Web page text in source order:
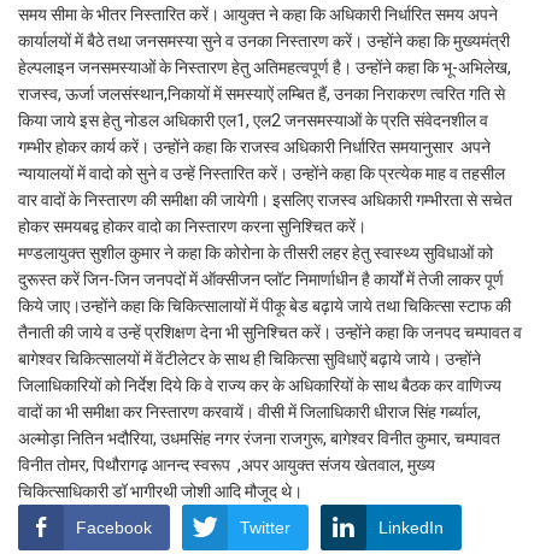
समय सीमा के भीतर निस्तारित करें। आयुक्त ने कहा कि अधिकारी निर्धारित समय अपने
कार्यालयों में बैठे तथा जनसमस्या सुने व उनका निस्तारण करें। उन्होंने कहा कि मुख्यमंत्री
हेल्पलाइन जनसमस्याओं के निस्तारण हेतु अतिमहत्वपूर्ण है। उन्होंने कहा कि भू-अभिलेख,
राजस्व, ऊर्जा जलसंस्थान,निकायों में समस्याऐं लम्बित हैं, उनका निराकरण त्वरित गति से
किया जाये इस हेतु नोडल अधिकारी एल1, एल2 जनसमस्याओं के प्रति संवेदनशील व
गम्भीर होकर कार्य करें। उन्होंने कहा कि राजस्व अधिकारी निर्धारित समयानुसार अपने
न्यायालयों में वादो को सुने व उन्हें निस्तारित करें। उन्होंने कहा कि प्रत्येक माह व तहसील
वार वादों के निस्तारण की समीक्षा की जायेगी। इसलिए राजस्व अधिकारी गम्भीरता से सचेत
होकर समयबद्व होकर वादो का निस्तारण करना सुनिश्चित करें।
मण्डलायुक्त सुशील कुमार ने कहा कि कोरोना के तीसरी लहर हेतु स्वास्थ्य सुविधाओं को
दुरूस्त करें जिन-जिन जनपदों में ऑक्सीजन प्लॉट निमार्णाधीन है कार्यों में तेजी लाकर पूर्ण
किये जाए।उन्होंने कहा कि चिकित्सालायों में पीकू बेड बढ़ाये जाये तथा चिकित्सा स्टाफ की
तैनाती की जाये व उन्हें प्रशिक्षण देना भी सुनिश्चित करें। उन्होंने कहा कि जनपद चम्पावत व
बागेश्वर चिकित्सालयों में वेंटीलेटर के साथ ही चिकित्सा सुविधाऐं बढ़ाये जाये। उन्होंने
जिलाधिकारियों को निर्देश दिये कि वे राज्य कर के अधिकारियों के साथ बैठक कर वाणिज्य
वादों का भी समीक्षा कर निस्तारण करवायें। वीसी में जिलाधिकारी धीराज सिंह गर्ब्याल,
अल्मोड़ा नितिन भदौरिया, उधमसिंह नगर रंजना राजगुरू, बागेश्वर विनीत कुमार, चम्पावत
विनीत तोमर, पिथौरागढ़ आनन्द स्वरूप ,अपर आयुक्त संजय खेतवाल, मुख्य
चिकित्साधिकारी डॉ भागीरथी जोशी आदि मौजूद थे।
Facebook
Twitter LinkedIn